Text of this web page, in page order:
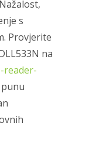
s
Provjerite
na
reader-